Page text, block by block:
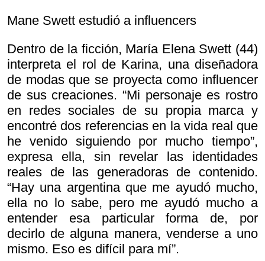
Mane Swett estudió a influencers
Dentro de la ficción, María Elena Swett (44)
interpreta el rol de Karina, una diseñadora
de modas que se proyecta como influencer
de sus creaciones. “Mi personaje es rostro
en redes sociales de su propia marca y
encontré dos referencias en la vida real que
he venido siguiendo por mucho tiempo”,
expresa ella, sin revelar las identidades
reales de las generadoras de contenido.
“Hay una argentina que me ayudó mucho,
ella no lo sabe, pero me ayudó mucho a
entender esa particular forma de, por
decirlo de alguna manera, venderse a uno
mismo. Eso es difícil para mí”.